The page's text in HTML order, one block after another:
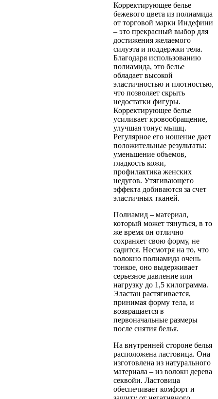
Корректирующее белье
бежевого цвета из полиамида
от торговой марки Индефини
– это прекрасный выбор для
достижения желаемого
силуэта и поддержки тела.
Благодаря использованию
полиамида, это белье
обладает высокой
эластичностью и плотностью,
что позволяет скрыть
недостатки фигуры.
Корректирующее белье
усиливает кровообращение,
улучшая тонус мышц.
Регулярное его ношение дает
положительные результаты:
уменьшение объемов,
гладкость кожи,
профилактика женских
недугов. Утягивающего
эффекта добиваются за счет
эластичных тканей.
Полиамид – материал,
который может тянуться, в то
же время он отлично
сохраняет свою форму, не
садится. Несмотря на то, что
волокно полиамида очень
тонкое, оно выдерживает
серьезное давление или
нагрузку до 1,5 килограмма.
Эластан растягивается,
принимая форму тела, и
возвращается в
первоначальные размеры
после снятия белья.
На внутренней стороне белья
расположена ластовица. Она
изготовлена из натурального
материала – из волокн дерева
секвойи. Ластовица
обеспечивает комфорт и